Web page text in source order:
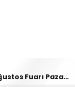
Geleneksel Ağustos Fuarı Pazar Günü Eğlence Dolu İki Programla Devam Edecek!